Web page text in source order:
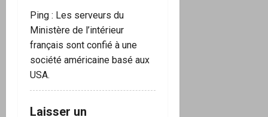
c
l
e
Ping : Les serveurs du
Ministère de l’intérieur
français sont confié à une
société américaine basé aux
USA.
Laisser un